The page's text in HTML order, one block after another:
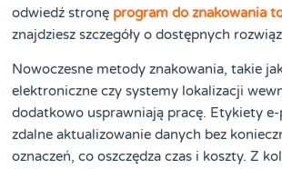
odwiedź stronę program do znakowania
znajdziesz szczegóły o dostępnych
Nowoczesne metody znakowania, takie
elektroniczne czy systemy lokalizacji
dodatkowo usprawniają pracę. Etykiety
zdalne aktualizowanie danych bez
oznaczeń, co oszczędza czas i koszty. Z